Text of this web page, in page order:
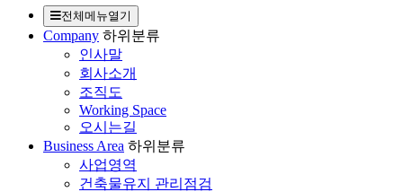
전체메뉴열기
Company 하위분류
인사말
회사소개
조직도
Working Space
오시는길
Business Area 하위분류
사업영역
건축물유지 관리점검